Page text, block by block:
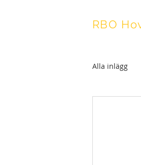
RBO
Alla inlägg